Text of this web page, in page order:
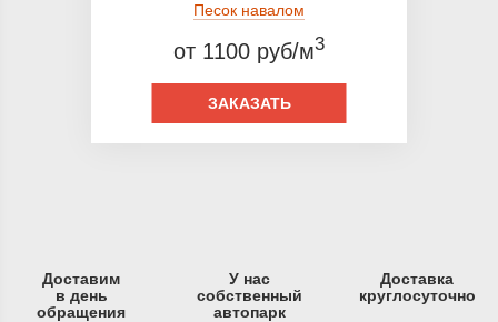
Песок навалом
от 1100 руб/м3
ЗАКАЗАТЬ
Доставим
в день
обращения
У нас
собственный
автопарк
Доставка
круглосуточно